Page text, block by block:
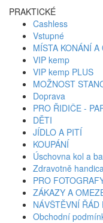
PRAKTICKÉ
Cashless
Vstupné
MÍSTA KONÁNÍ
VIP kemp
VIP kemp PLUS
MOŽNOST
Doprava
PRO ŘIDIČE -
DĚTI
JÍDLO A PITÍ
KOUPÁNÍ
Úschovna kol a
Zdravotně
PRO
ZÁKAZY A
NÁVŠTĚVNÍ ŘÁD
Obchodní